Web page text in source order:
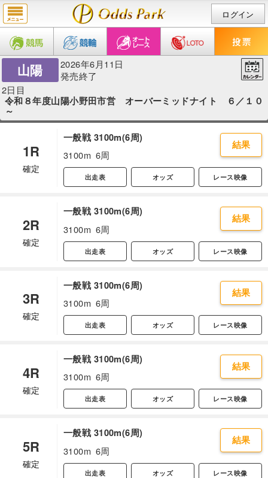
ログイン
山陽
2026年6月11日
発売終了
2日目
令和８年度山陽小野田市営 オーバーミッドナイト ６／１０
～
1R
確定
一般戦 3100m(6周)
3100m 6周
結果
出走表 オッズ レース映像
2R
確定
一般戦 3100m(6周)
3100m 6周
結果
出走表 オッズ レース映像
3R
確定
一般戦 3100m(6周)
3100m 6周
結果
出走表 オッズ レース映像
4R
確定
一般戦 3100m(6周)
3100m 6周
結果
出走表 オッズ レース映像
5R
確定
一般戦 3100m(6周)
3100m 6周
結果
出走表 オッズ レース映像